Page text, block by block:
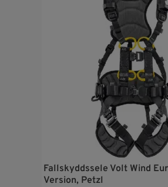
Fallskyddssele Volt Wind
Version, Petzl